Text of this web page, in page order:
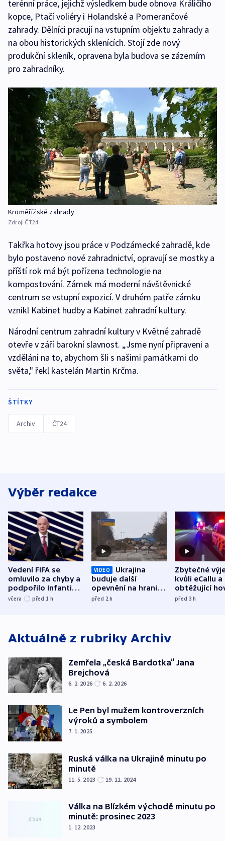
terénní práce, jejichž výsledkem bude obnova Králičího
kopce, Ptačí voliéry i Holandské a Pomerančové
zahrady. Dělníci pracují na vstupním objektu zahrady a
na obou historických sklenících. Stojí zde nový
produkční skleník, opravena byla budova se zázemím
pro zahradníky.
Kroměřížské zahrady
Zdroj: ČT24
Takřka hotovy jsou práce v Podzámecké zahradě, kde
bylo postaveno nové zahradnictví, opravují se mostky a
příští rok má být pořízena technologie na
kompostování. Zámek má moderní návštěvnické
centrum se vstupní expozicí. V druhém patře zámku
vznikl Kabinet hudby a Kabinet zahradní kultury.
Národní centrum zahradní kultury v Květné zahradě
otevře v září barokní slavnost. „Jsme nyní připraveni a
vzděláni na to, abychom šli s našimi památkami do
světa," řekl kastelán Martin Krčma.
ŠTÍTKY
Archiv ČT24
Výběr redakce
Vedení FIFA se
omluvilo za chyby a
podpořilo Infantina.
UEFA trvá na
včera před 1 h
VIDEO
Ukrajina
buduje další
opevnění na hranici
s Běloruskem
před 2h
Zbytečné
kvůli eCallu a
obtěžující
zdržují
před 3h
Aktuálně z rubriky Archiv
Zemřela „česká Bardotka“ Jana
Brejchová
6. 2. 2026 6. 2. 2026
Le Pen byl mužem kontroverzních
výroků a symbolem
7. 1. 2025
Ruská válka na Ukrajině minutu po
minutě
11. 5. 2023 19. 11. 2024
Válka na Blízkém východě minutu po
minutě: prosinec 2023
1. 12. 2023